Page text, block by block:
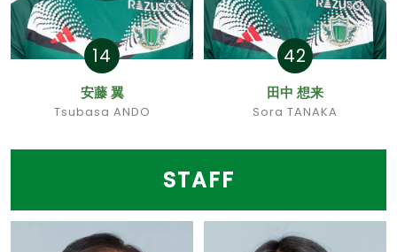
14
安藤 翼
Tsubasa ANDO
42
田中 想来
Sora TANAKA
STAFF